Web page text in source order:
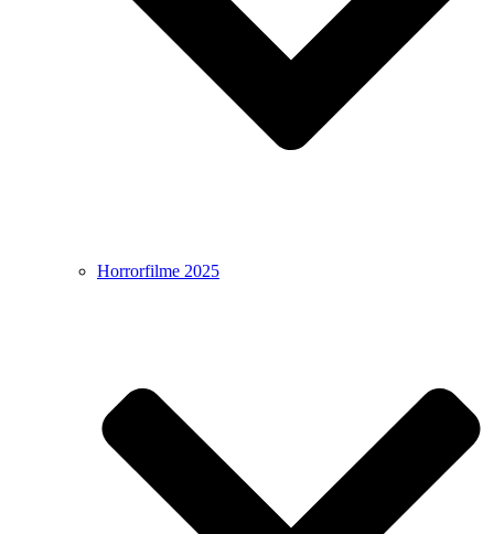
Horrorfilme 2025